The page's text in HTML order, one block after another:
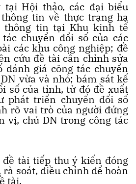
tại Hội thảo, các đại biểu
tin về thực trạng hạ
thông tin tại Khu kinh tế
chuyển đổi số của các
các khu công nghiệp; đề
cứu đề tài cần chỉnh sửa
đánh giá công tác chuyển
vừa và nhỏ; bám sát kế
số của tỉnh, từ đó đề xuất
phát triển chuyển đổi số
rõ vai trò của người đứng
vị, chủ DN trong công tác
tài tiếp thu ý kiến đóng
rà soát, điều chỉnh để hoàn
tài.